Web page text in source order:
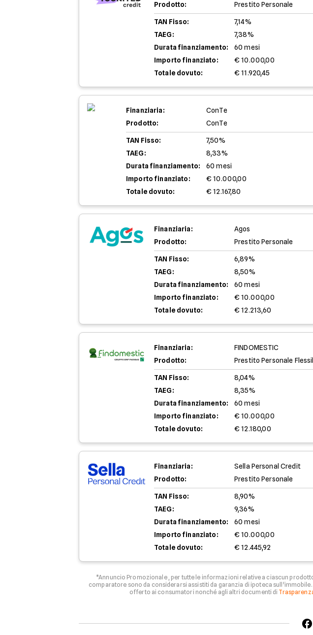
Prodotto:
Prestito Personale
TAN Fisso:
7,14%
TAEG:
7,38%
Durata finanziamento:
60 mesi
Importo finanziato:
€ 10.000,00
Totale dovuto:
€ 11.920,45
Finanziaria:
ConTe
Prodotto:
ConTe
TAN Fisso:
7,50%
TAEG:
8,33%
Durata finanziamento:
60 mesi
Importo finanziato:
€ 10.000,00
Totale dovuto:
€ 12.167,80
Finanziaria:
Agos
Prodotto:
Prestito Personale
TAN Fisso:
6,89%
TAEG:
8,50%
Durata finanziamento:
60 mesi
Importo finanziato:
€ 10.000,00
Totale dovuto:
€ 12.213,60
Finanziaria:
FINDOMESTIC
Prodotto:
Prestito Personale
TAN Fisso:
8,04%
TAEG:
8,35%
Durata finanziamento:
60 mesi
Importo finanziato:
€ 10.000,00
Totale dovuto:
€ 12.180,00
Finanziaria:
Sella Personal Credit
Prodotto:
Prestito Personale
TAN Fisso:
8,90%
TAEG:
9,36%
Durata finanziamento:
60 mesi
Importo finanziato:
€ 10.000,00
Totale dovuto:
€ 12.445,92
*Annuncio Promozionale , per tutte le informazioni relative a ciascun
comparatore sono da considerarsi assistiti da garanzia di ipoteca
offerto ai consumatori nonché agli altri documenti di